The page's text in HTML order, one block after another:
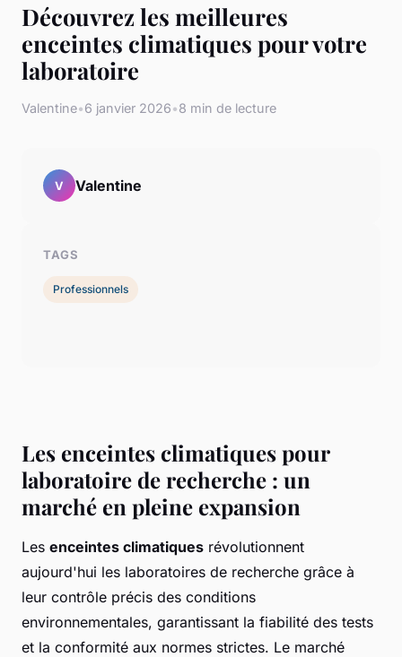
Découvrez les meilleures
enceintes climatiques pour votre
laboratoire
Valentine•6 janvier 2026•8 min de lecture
Les enceintes climatiques pour
laboratoire de recherche : un
marché en pleine expansion
Les enceintes climatiques révolutionnent
aujourd'hui les laboratoires de recherche grâce à
leur contrôle précis des conditions
environnementales, garantissant la fiabilité des tests
et la conformité aux normes strictes. Le marché
V Valentine
TAGS
Professionnels